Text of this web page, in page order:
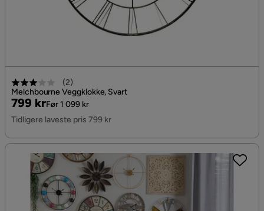
(2)
Melchbourne Veggklokke, Svart
Pris
799 kr
Original
Pris
Før 1 099 kr
Tidligere laveste pris 799 kr